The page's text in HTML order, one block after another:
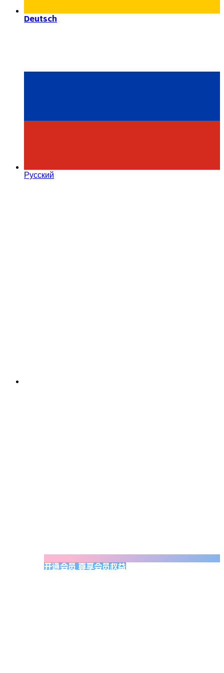
Deutsch
Русский
开通会员 尊享会员权益